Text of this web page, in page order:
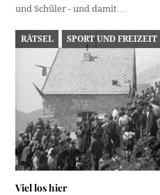
und Schüler - und damit…
RÄTSEL SPORT UND FREIZEIT
Viel los hier